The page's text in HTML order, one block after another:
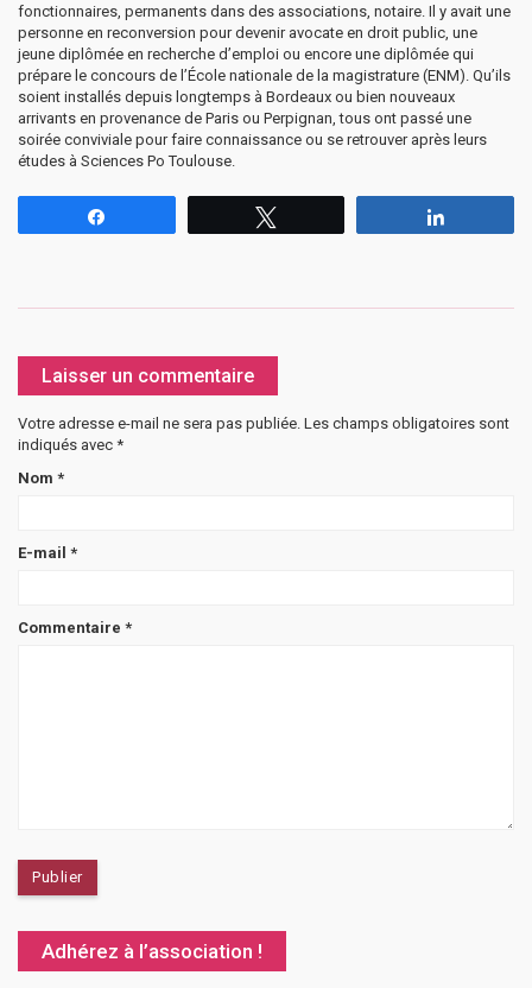
fonctionnaires, permanents dans des associations, notaire. Il y avait une
personne en reconversion pour devenir avocate en droit public, une
jeune diplômée en recherche d’emploi ou encore une diplômée qui
prépare le concours de l’École nationale de la magistrature (ENM). Qu’ils
soient installés depuis longtemps à Bordeaux ou bien nouveaux
arrivants en provenance de Paris ou Perpignan, tous ont passé une
soirée conviviale pour faire connaissance ou se retrouver après leurs
études à Sciences Po Toulouse.
Laisser un commentaire
Votre adresse e-mail ne sera pas publiée. Les champs obligatoires sont
indiqués avec *
Nom *
E-mail *
Commentaire *
Adhérez à l’association !